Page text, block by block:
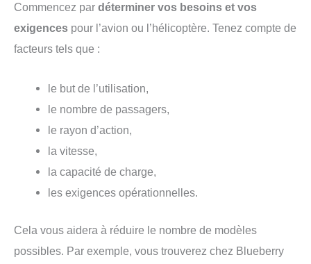
Commencez par déterminer vos besoins et vos
exigences pour l’avion ou l’hélicoptère. Tenez compte de
facteurs tels que :
le but de l’utilisation,
le nombre de passagers,
le rayon d’action,
la vitesse,
la capacité de charge,
les exigences opérationnelles.
Cela vous aidera à réduire le nombre de modèles
possibles. Par exemple, vous trouverez chez Blueberry